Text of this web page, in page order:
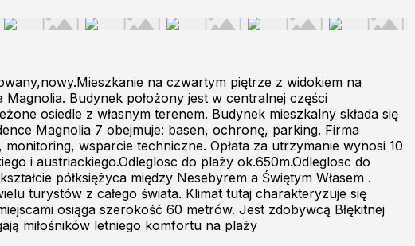
na czwartym piętrze z widokiem na
Budynek położony jest w centralnej części
osiedle z własnym terenem. Budynek mieszkalny składa się
Magnolia 7 obejmuje: basen, ochronę, parking. Firma
wsparcie techniczne. Opłata za utrzymanie wynosi 10
i austriackiego.Odleglosc do plaży ok.650m.Odleglosc do
półksiężyca między Nesebyrem a Świętym Własem .
turystów z całego świata. Klimat tutaj charakteryzuje się
osiąga szerokość 60 metrów. Jest zdobywcą Błękitnej
miłośników letniego komfortu na plaży